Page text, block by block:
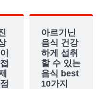
아르기닌
음식 건강
하게 섭취
할 수 있는
음식 best
10가지